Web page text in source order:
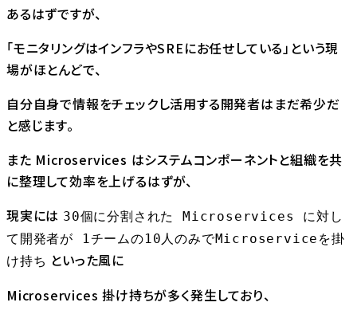
あるはずですが、
「モニタリングはインフラやSREにお任せしている」という現
場がほとんどで、
自分自身で情報をチェックし活用する開発者はまだ希少だ
と感じます。
また Microservices はシステムコンポーネントと組織を共
に整理して効率を上げるはずが、
現実には 30個に分割された Microservices に対し
て開発者が 1チームの10人のみでMicroserviceを掛
け持ち といった風に
Microservices 掛け持ちが多く発生しており、